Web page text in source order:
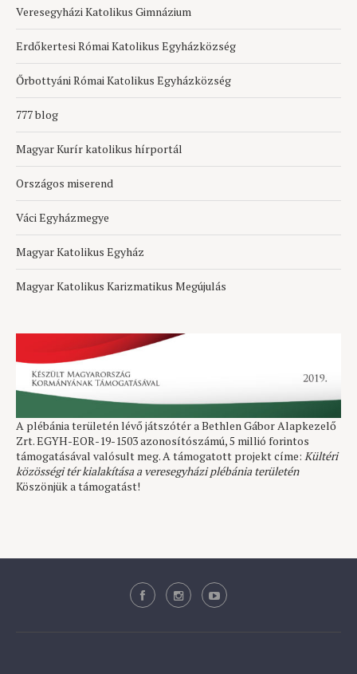
Veresegyházi Katolikus Gimnázium
Erdőkertesi Római Katolikus Egyházközség
Őrbottyáni Római Katolikus Egyházközség
777 blog
Magyar Kurír katolikus hírportál
Országos miserend
Váci Egyházmegye
Magyar Katolikus Egyház
Magyar Katolikus Karizmatikus Megújulás
A plébánia területén lévő játszótér a Bethlen Gábor Alapkezelő
Zrt. EGYH-EOR-19-1503 azonosítószámú, 5 millió forintos
támogatásával valósult meg. A támogatott projekt címe: Kültéri
közösségi tér kialakítása a veresegyházi plébánia területén
Köszönjük a támogatást!